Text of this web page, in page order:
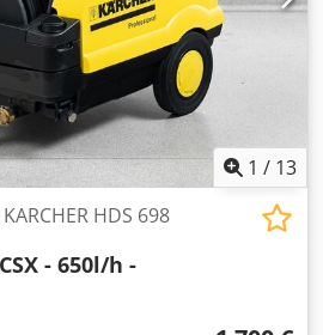
1 / 13
HDS 698
- 650l/h -